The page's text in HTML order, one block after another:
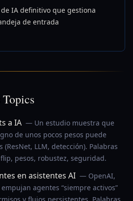
IA definitivo que gestiona
de entrada
a IA — Un estudio muestra que
de unos pocos pesos puede
LLM, detección). Palabras
pesos, robustez, seguridad.
en asistentes AI — OpenAI,
agentes “siempre activos”